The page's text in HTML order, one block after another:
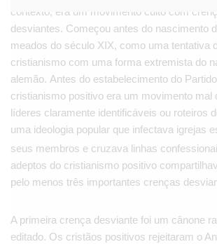
contexto, era um movimento culto com
desviantes. Começou antes do nascimento
meados do século XIX, como uma tentativa
cristianismo com uma forma extremista do
alemão. Antes do estabelecimento do
cristianismo positivo era um movimento mal
líderes claramente identificáveis ​​ou roteiros
uma ideologia popular que infectava igrejas
seus membros e cruzava linhas
adeptos do cristianismo positivo
pelo menos três importantes crenças
A primeira crença desviante foi um cânone
editado. Os cristãos positivos rejeitaram o